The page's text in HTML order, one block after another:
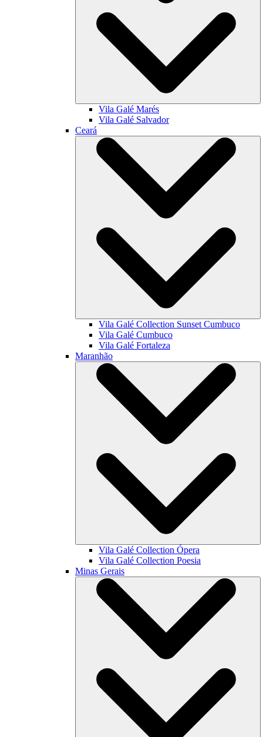
Vila Galé Marés
Vila Galé Salvador
Ceará
Vila Galé Collection Sunset Cumbuco
Vila Galé Cumbuco
Vila Galé Fortaleza
Maranhão
Vila Galé Collection Ópera
Vila Galé Collection Poesia
Minas Gerais